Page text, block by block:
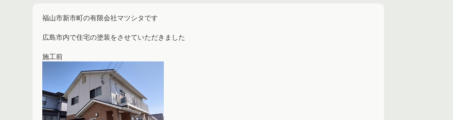
福山市新市町の有限会社マツシタです
広島市内で住宅の塗装をさせていただきました
施工前